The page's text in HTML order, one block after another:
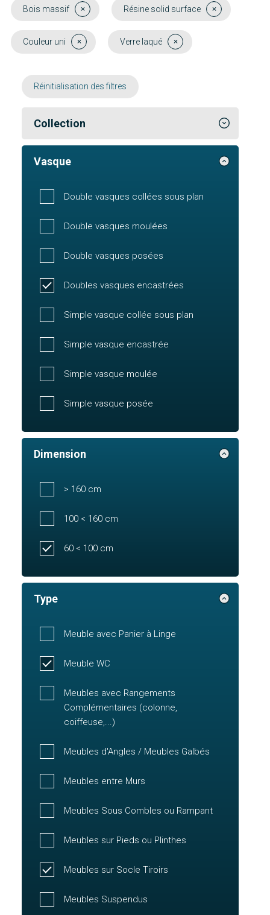
Bois massif Résine solid surface
Couleur uni Verre laqué
Réinitialisation des filtres
Collection
Vasque
Double vasques collées sous plan
Double vasques moulées
Double vasques posées
Doubles vasques encastrées
Simple vasque collée sous plan
Simple vasque encastrée
Simple vasque moulée
Simple vasque posée
Dimension
> 160 cm
100 < 160 cm
60 < 100 cm
Type
Meuble avec Panier à Linge
Meuble WC
Meubles avec Rangements
Complémentaires (colonne,
coiffeuse,...)
Meubles d'Angles / Meubles Galbés
Meubles entre Murs
Meubles Sous Combles ou Rampant
Meubles sur Pieds ou Plinthes
Meubles sur Socle Tiroirs
Meubles Suspendus